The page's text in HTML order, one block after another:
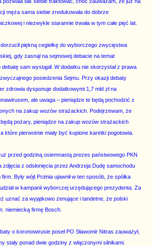
męża sama siebie zredukowała do dobrze
i niezwykle starannie trwała w tym całe pięć lat.
piękną cegiełkę do wyborczego zwycięstwa
gdy zasnął na sejmowej debacie na temat
sam wystąpił. W dodatku nie skorzystał z prawa
posiedzenia Sejmu. Przy okazji debaty
zdrowia dysponuje dodatkowymi 1,7 mld zł na
ale uwaga – pieniądze te będą pochodzić z
na zakup wozów strażackich. Podejrzewam, że
pożary, pieniądze na zakup wozów strażackich
które pierwotnie miały być kupione karetki pogotowia.
przed godziną osiemnastą prezes państwowego PKN
zdjęcia z odsłonięcia przez Andrzeja Dudę samochodu
Były wójt Pcimia ujawnił w ten sposób, że spółka
w kampanii wyborczej urzędującego prezydenta. Za
uznać za wyjątkowo żenujące i tandetne, że polski
niemiecką firmę Bosch.
o koronowirusie poseł PO Sławomir Nitras zauważył,
stały ponad dwie godziny z włączonymi silnikami.